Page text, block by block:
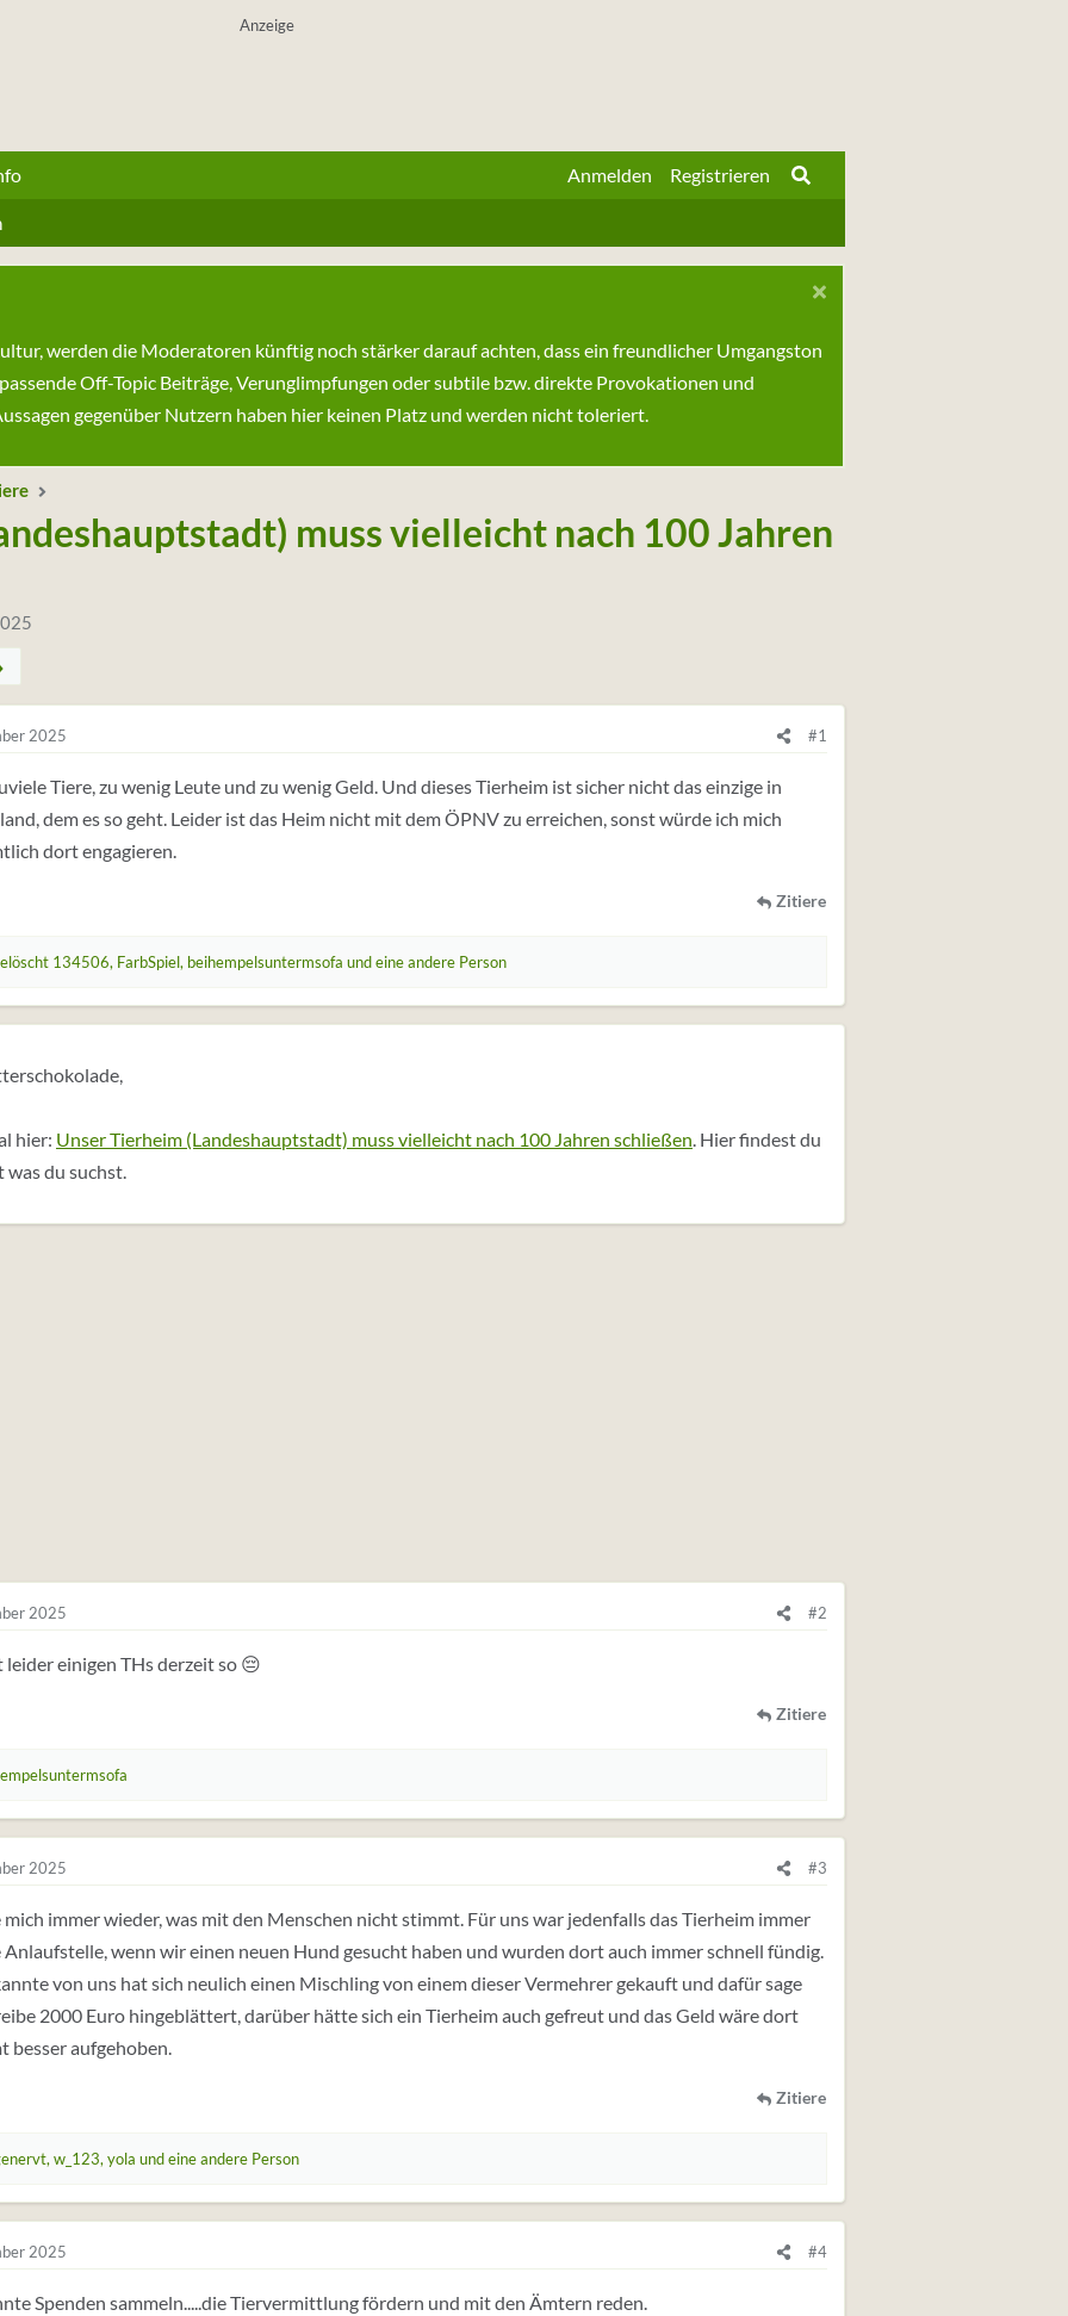
Anzeige
Anmelden Registrieren
werden die Moderatoren künftig noch stärker darauf achten, dass ein freundlicher Umgangston
Off-Topic Beiträge, Verunglimpfungen oder subtile bzw. direkte Provokationen und
gegenüber Nutzern haben hier keinen Platz und werden nicht toleriert.
muss vielleicht nach 100 Jahren
2025 #1
Tiere, zu wenig Leute und zu wenig Geld. Und dieses Tierheim ist sicher nicht das einzige in
dem es so geht. Leider ist das Heim nicht mit dem ÖPNV zu erreichen, sonst würde ich mich
dort engagieren.
Zitiere
134506, FarbSpiel, beihempelsuntermsofa und eine andere Person
hier: Unser Tierheim (Landeshauptstadt) muss vielleicht nach 100 Jahren schließen. Hier findest du
was du suchst.
2025 #2
leider einigen THs derzeit so 😔
Zitiere
2025 #3
mich immer wieder, was mit den Menschen nicht stimmt. Für uns war jedenfalls das Tierheim immer
Anlaufstelle, wenn wir einen neuen Hund gesucht haben und wurden dort auch immer schnell fündig.
von uns hat sich neulich einen Mischling von einem dieser Vermehrer gekauft und dafür sage
2000 Euro hingeblättert, darüber hätte sich ein Tierheim auch gefreut und das Geld wäre dort
besser aufgehoben.
Zitiere
, w_123, yola und eine andere Person
2025 #4
Spenden sammeln.....die Tiervermittlung fördern und mit den Ämtern reden.